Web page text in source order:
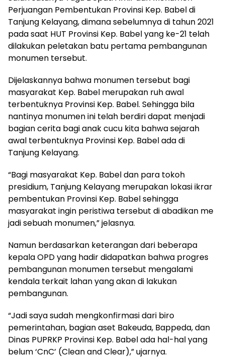
Perjuangan Pembentukan Provinsi Kep. Babel di
Tanjung Kelayang, dimana sebelumnya di tahun 2021
pada saat HUT Provinsi Kep. Babel yang ke-21 telah
dilakukan peletakan batu pertama pembangunan
monumen tersebut.
Dijelaskannya bahwa monumen tersebut bagi
masyarakat Kep. Babel merupakan ruh awal
terbentuknya Provinsi Kep. Babel. Sehingga bila
nantinya monumen ini telah berdiri dapat menjadi
bagian cerita bagi anak cucu kita bahwa sejarah
awal terbentuknya Provinsi Kep. Babel ada di
Tanjung Kelayang.
“Bagi masyarakat Kep. Babel dan para tokoh
presidium, Tanjung Kelayang merupakan lokasi ikrar
pembentukan Provinsi Kep. Babel sehingga
masyarakat ingin peristiwa tersebut di abadikan me
jadi sebuah monumen,” jelasnya.
Namun berdasarkan keterangan dari beberapa
kepala OPD yang hadir didapatkan bahwa progres
pembangunan monumen tersebut mengalami
kendala terkait lahan yang akan di lakukan
pembangunan.
“Jadi saya sudah mengkonfirmasi dari biro
pemerintahan, bagian aset Bakeuda, Bappeda, dan
Dinas PUPRKP Provinsi Kep. Babel ada hal-hal yang
belum ‘CnC’ (Clean and Clear),” ujarnya.